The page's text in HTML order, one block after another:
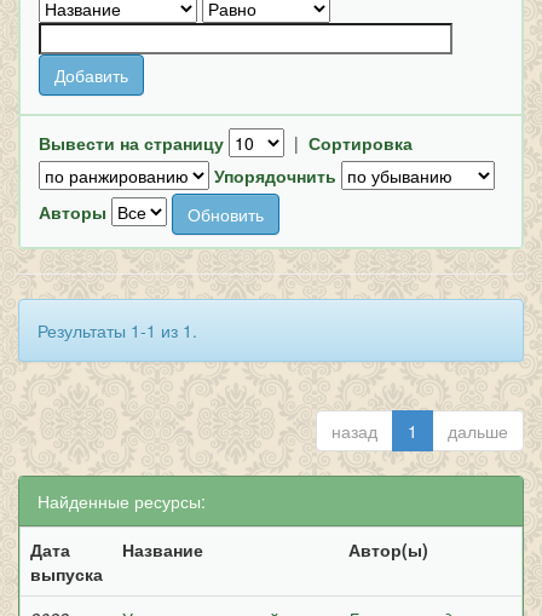
Вывести на страницу | Сортировка
Упорядочнить
Авторы
Результаты 1-1 из 1.
назад 1 дальше
Найденные ресурсы:
Дата
выпуска
Название Автор(ы)